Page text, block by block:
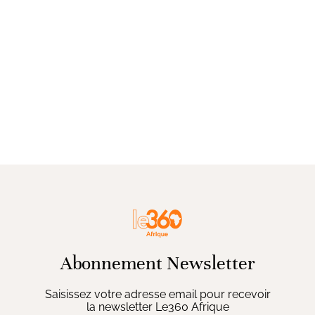
Abonnement Newsletter
Saisissez votre adresse email pour recevoir
la newsletter Le360 Afrique